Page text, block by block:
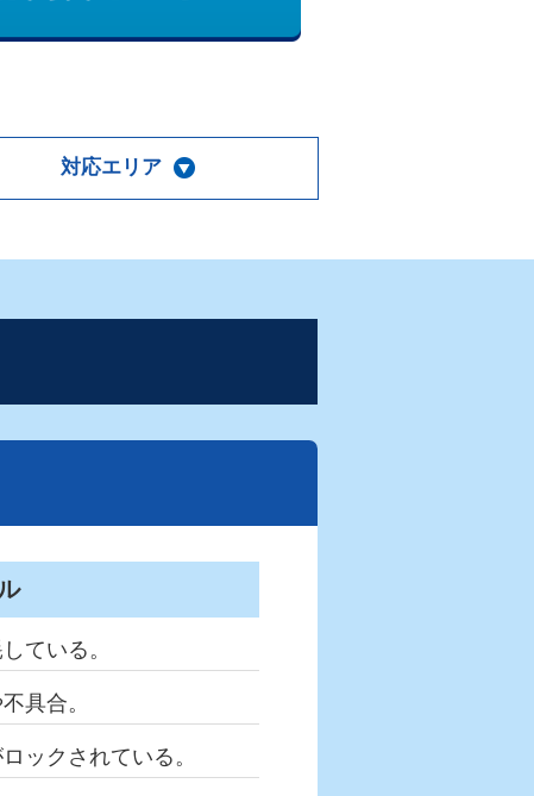
対応エリア
ている。
具合。
ックされている。